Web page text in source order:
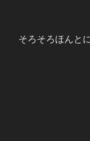
そろそろほんと